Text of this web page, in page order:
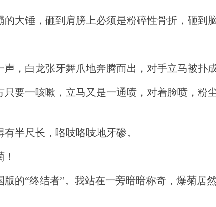
大锤，砸到肩膀上必须是粉碎性骨折，砸到
，白龙张牙舞爪地奔腾而出，对手立马被扑
要一咳嗽，立马又是一通喷，对着脸喷，粉
半尺长，咯吱咯吱地牙碜。
的“终结者”。我站在一旁暗暗称奇，爆菊居然